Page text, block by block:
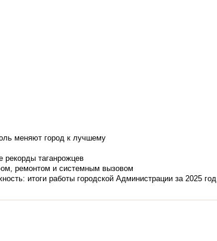
меняют город к лучшему
рекорды таганрожцев
ремонтом и системным вызовом
итоги работы городской Администрации за 2025 год